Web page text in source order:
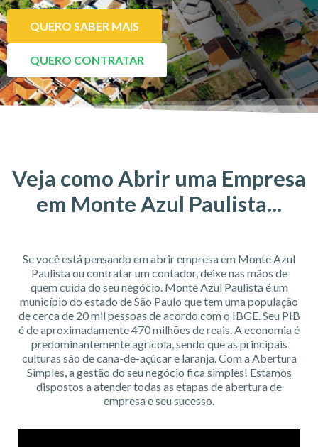
QUERO SABER MAIS
QUERO CONTRATAR
Veja como Abrir uma Empresa
em Monte Azul Paulista...
Se você está pensando em abrir empresa em Monte Azul
Paulista ou contratar um contador, deixe nas mãos de
quem cuida do seu negócio. Monte Azul Paulista é um
município do estado de São Paulo que tem uma população
de cerca de 20 mil pessoas de acordo com o IBGE. Seu PIB
é de aproximadamente 470 milhões de reais. A economia é
predominantemente agrícola, sendo que as principais
culturas são de cana-de-açúcar e laranja. Com a Abertura
Simples, a gestão do seu negócio fica simples! Estamos
dispostos a atender todas as etapas de abertura de
empresa e seu sucesso.